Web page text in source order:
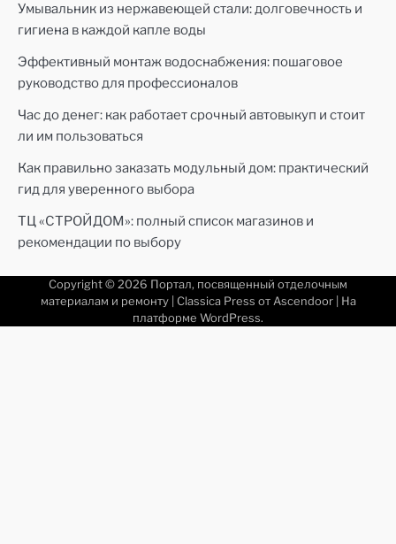
Умывальник из нержавеющей стали: долговечность и
гигиена в каждой капле воды
Эффективный монтаж водоснабжения: пошаговое
руководство для профессионалов
Час до денег: как работает срочный автовыкуп и стоит
ли им пользоваться
Как правильно заказать модульный дом: практический
гид для уверенного выбора
ТЦ «СТРОЙДОМ»: полный список магазинов и
рекомендации по выбору
Copyright © 2026 Портал, посвященный отделочным
материалам и ремонту| Classica Press от Ascendoor| На
платформе WordPress.